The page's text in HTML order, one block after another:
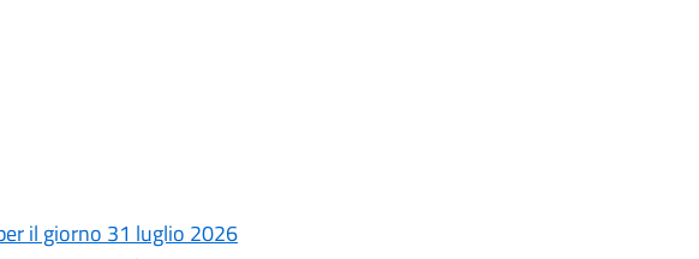
il giorno 31 luglio 2026